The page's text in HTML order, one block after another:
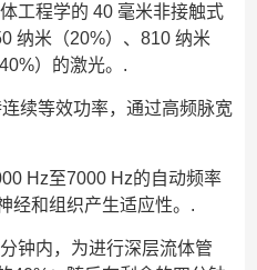
工程学的 40 毫米非接触式
纳米（20%）、810 纳米
）的激光。.
续等效功率，通过高频脉宽
Hz至7000 Hz的自动频率
经和组织产生适应性。.
钟内，为进行深层流体管